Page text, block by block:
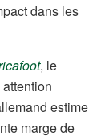
dans les
, le
estime
marge de